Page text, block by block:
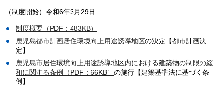
（制度開始）令和6年3月29日
制度概要（PDF：483KB）
鹿児島都市計画居住環境向上用途誘導地区の決定【都市計画決
定】
鹿児島市居住環境向上用途誘導地区内における建築物の制限の緩
和に関する条例（PDF：66KB） の施行【建築基準法に基づく条
例】